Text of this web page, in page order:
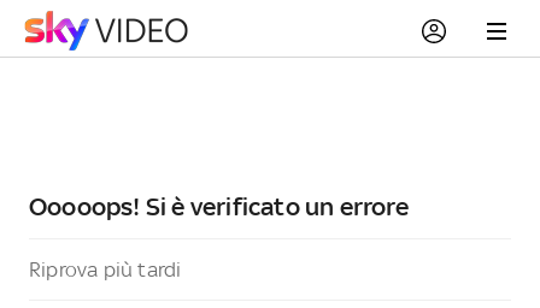
Ooooops! Si è verificato un errore
Riprova più tardi